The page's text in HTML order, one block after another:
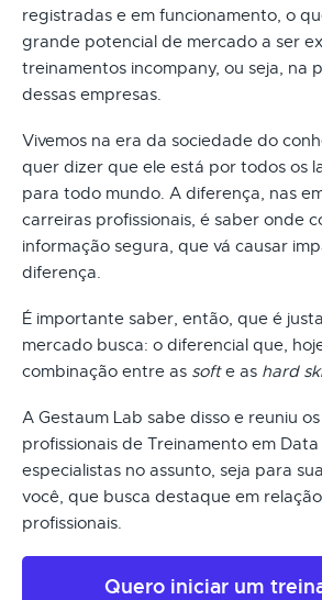
registradas e em funcionamento, o
grande potencial de mercado a ser
treinamentos incompany, ou seja, na
dessas empresas.
Vivemos na era da sociedade do
quer dizer que ele está por todos os
para todo mundo. A diferença, nas
carreiras profissionais, é saber onde
informação segura, que vá causar
diferença.
É importante saber, então, que é
mercado busca: o diferencial que,
combinação entre as softe as hard
A Gestaum Lab sabe disso e reuniu
profissionais de Treinamento em
especialistas no assunto, seja para
você, que busca destaque em
profissionais.
Quero iniciar um